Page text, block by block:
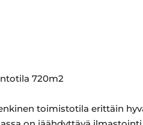
720m2
toimistotila erittäin